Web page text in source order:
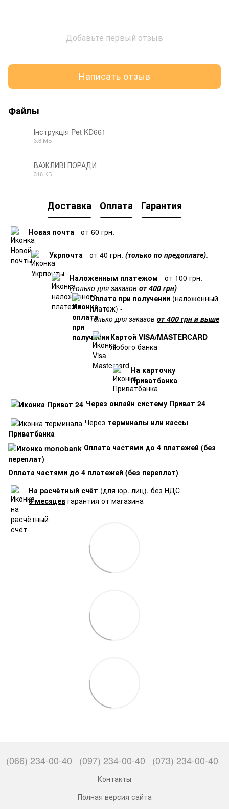
Добавьте первый отзыв
Написать отзыв
Файлы
Інструкція Pet KD661
3.6 МБ
ВАЖЛИВІ ПОРАДИ
316 КБ
Доставка Оплата Гарантия
Новая почта - от 60 грн.
Укрпочта - от 40 грн. (только по предоплате).
Наложенным платежом - от 100 грн.
(только для заказов от 400 грн)
Оплата при получении (наложенный
платёж) -
только для заказов от 400 грн и выше
Картой VISA/MASTERCARD
любого банка
На карточку
Приватбанка
Через онлайн систему Приват 24
Через терминалы или кассы
Приватбанка
Оплата частями до 4 платежей (без
переплат)
Оплата частями до 4 платежей (без переплат)
На расчётный счёт (для юр. лиц), без НДС
6 месяцев гарантия от магазина
(066) 234-00-40 (097) 234-00-40 (073) 234-00-40
Контакты
Полная версия сайта